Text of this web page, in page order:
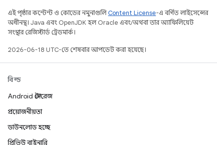
এই পৃষ্ঠার কন্টেন্ট ও কোডের নমুনাগুলিContent License-এ বর্ণিত লাইসেন্সের
অধীনস্থ। Java এবং OpenJDK হল Oracle এবং/অথবা তার অ্যাফিলিয়েট
সংস্থার রেজিস্টার্ড ট্রেডমার্ক।
2026-06-18 UTC-তে শেষবার আপডেট করা হয়েছে।
বিল্ড
Android স্টোরেজ
প্রয়োজনীয়তা
ডাউনলোড হচ্ছে
প্রিভিউ বাইনারি